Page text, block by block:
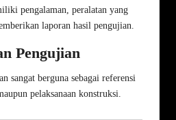
pengalaman, peralatan yang
laporan hasil pengujian.
Pengujian
sangat berguna sebagai referensi
pelaksanaan konstruksi.